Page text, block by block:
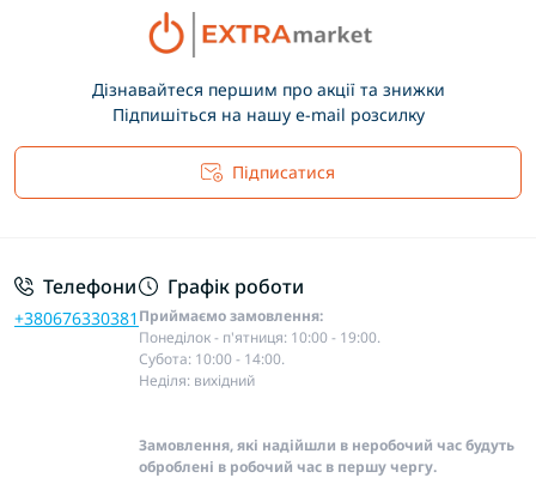
Дізнавайтеся першим про акції та знижки
Підпишіться на нашу e-mail розсилку
Підписатися
Телефони
+380676330381
Графік роботи
Приймаємо замовлення:
Понеділок - п'ятниця: 10:00 - 19:00.
Субота: 10:00 - 14:00.
Неділя: вихідний
Замовлення, які надійшли в неробочий час будуть
оброблені в робочий час в першу чергу.